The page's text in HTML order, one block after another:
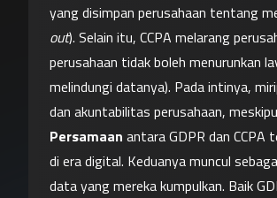
yang disimpan perusahaan tentang
out). Selain itu, CCPA melarang
perusahaan tidak boleh menurunkan
melindungi datanya). Pada intinya,
dan akuntabilitas perusahaan,
Persamaan antara GDPR dan
di era digital. Keduanya muncul
data yang mereka kumpulkan. Baik